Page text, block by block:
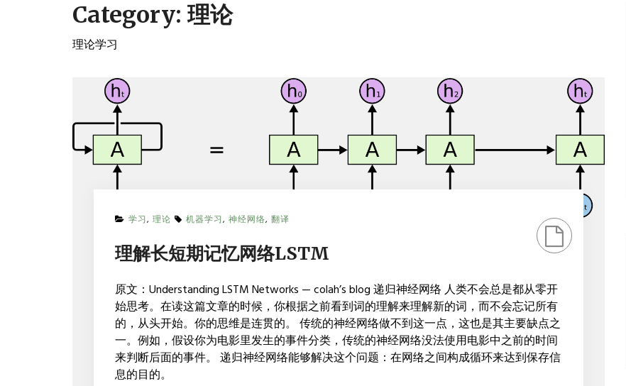
Category:理论
理论学习
学习, 理论 机器学习, 神经网络, 翻译
长
记
忆
网
络
LSTM
理解长短期记忆网络LSTM
原文：Understanding LSTM Networks — colah’s blog 递归神经网络 人类不会总是都从零开
始思考。在读这篇文章的时候，你根据之前看到词的理解来理解新的词，而不会忘记所有
的，从头开始。你的思维是连贯的。 传统的神经网络做不到这一点，这也是其主要缺点之
一。例如，假设你为电影里发生的事件分类，传统的神经网络没法使用电影中之前的时间
来判断后面的事件。 递归神经网络能够解决这个问题：在网络之间构成循环来达到保存信
息的目的。